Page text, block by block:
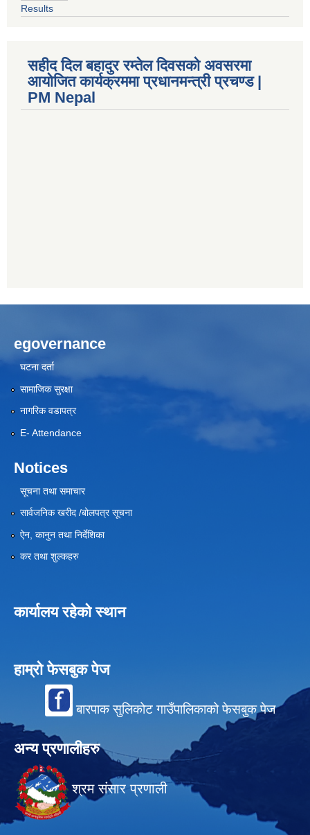
Results
सहीद दिल बहादुर रम्तेल दिवसको अवसरमा
आयोजित कार्यक्रममा प्रधानमन्त्री प्रचण्ड |
PM Nepal
egovernance
घटना दर्ता
सामाजिक सुरक्षा
नागरिक वडापत्र
E- Attendance
Notices
सूचना तथा समाचार
सार्वजनिक खरीद /बोलपत्र सूचना
ऐन, कानुन तथा निर्देशिका
कर तथा शुल्कहरु
कार्यालय रहेको स्थान
हाम्रो फेसबुक पेज
बारपाक सुलिकोट गाउँपालिकाको फेसबुक पेज
अन्य प्रणालीहरु
श्रम संसार प्रणाली